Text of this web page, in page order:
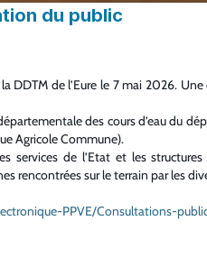
du public
DDTM de l’Eure le 7 mai 2026.
des cours d’eau du
Agricole Commune).
services de l’Etat et les
rencontrées sur le terrain par les
PPVE/Consultations-